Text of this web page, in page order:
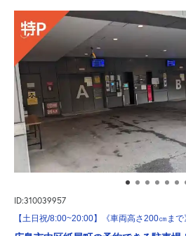
ID:310039957
【土日祝/8:00~20:00】《車両高さ200㎝ま